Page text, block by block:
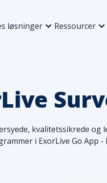
løsninger Ressourcer
kvalitetssikrede og
i ExorLive Go App -